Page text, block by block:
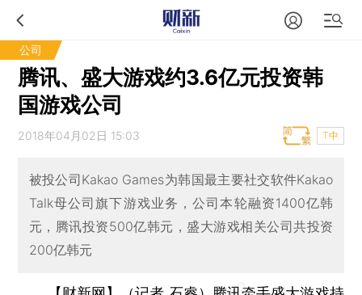
公司
腾讯、盛大游戏约3.6亿元投资韩
国游戏公司
2018年04月02日 15:03 T中
被投公司Kakao Games为韩国最主要社交软件Kakao
Talk母公司旗下游戏业务，公司本轮融资1400亿韩
元，腾讯投资500亿韩元，盛大游戏相关公司共投资
200亿韩元